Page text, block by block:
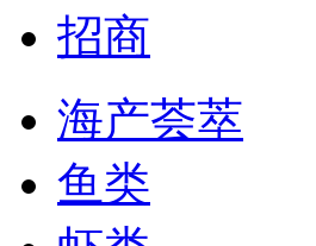
招商
海产荟萃
鱼类